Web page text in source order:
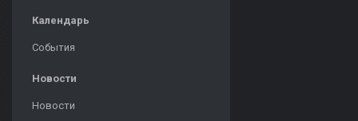
Календарь
События
Новости
Новости